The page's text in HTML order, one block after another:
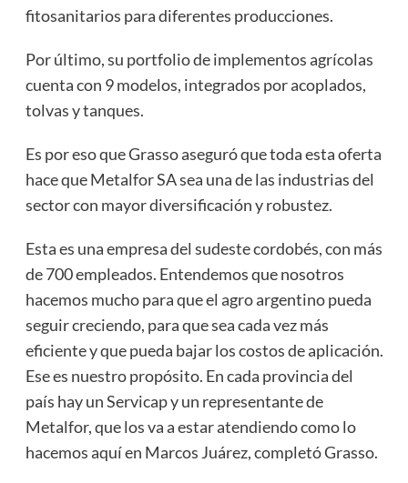
fitosanitarios para diferentes producciones.
Por último, su portfolio de implementos agrícolas
cuenta con 9 modelos, integrados por acoplados,
tolvas y tanques.
Es por eso que Grasso aseguró que toda esta oferta
hace que Metalfor SA sea una de las industrias del
sector con mayor diversificación y robustez.
Esta es una empresa del sudeste cordobés, con más
de 700 empleados. Entendemos que nosotros
hacemos mucho para que el agro argentino pueda
seguir creciendo, para que sea cada vez más
eficiente y que pueda bajar los costos de aplicación.
Ese es nuestro propósito. En cada provincia del
país hay un Servicap y un representante de
Metalfor, que los va a estar atendiendo como lo
hacemos aquí en Marcos Juárez, completó Grasso.